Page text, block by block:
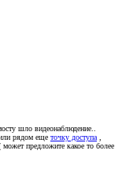
шло видеонаблюдение..
рядом еще точку доступа
предложите какое то более